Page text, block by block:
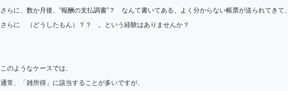
さらに、数か月後、”報酬の支払調書”？ なんて書いてある、よく分からない帳票が送られてきて、
さらに （どうしたもん）？？ 。という経験はありませんか？
このようなケースでは、
通常、「雑所得」に該当することが多いですが、